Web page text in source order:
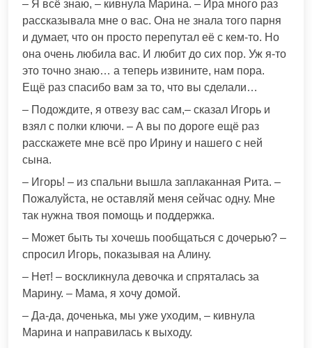
– Я всё знаю, – кивнула Марина. – Ира много раз
рассказывала мне о вас. Она не знала того парня
и думает, что он просто перепутал её с кем-то. Но
она очень любила вас. И любит до сих пор. Уж я-то
это точно знаю… а теперь извините, нам пора.
Ещё раз спасибо вам за то, что вы сделали…
– Подождите, я отвезу вас сам,– сказал Игорь и
взял с полки ключи. – А вы по дороге ещё раз
расскажете мне всё про Ирину и нашего с ней
сына.
– Игорь! – из спальни вышла заплаканная Рита. –
Пожалуйста, не оставляй меня сейчас одну. Мне
так нужна твоя помощь и поддержка.
– Может быть ты хочешь пообщаться с дочерью? –
спросил Игорь, показывая на Алину.
– Нет! – воскликнула девочка и спряталась за
Марину. – Мама, я хочу домой.
– Да-да, доченька, мы уже уходим, – кивнула
Марина и направилась к выходу.